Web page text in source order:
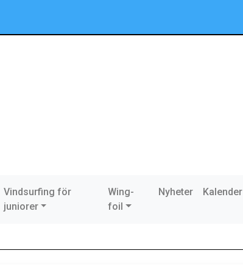
Vindsurfing för
juniorer
Wing-
foil
Nyheter Kalender